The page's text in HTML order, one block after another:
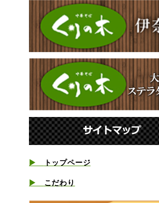
▶️ トップページ
▶️ こだわり